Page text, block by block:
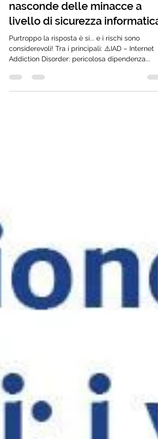
L’utilizzo dei social network
nasconde delle minacce a
livello di sicurezza
Purtroppo la risposta è sì... e i rischi sono
Addiction Disorder: pericolosa dipendenza...